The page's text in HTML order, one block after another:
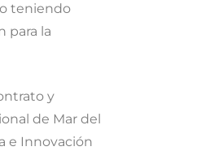
teniendo
para la
y
de Mar del
e Innovación